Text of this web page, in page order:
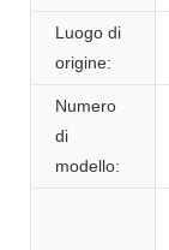
Luogo di
origine:
Numero
di
modello: